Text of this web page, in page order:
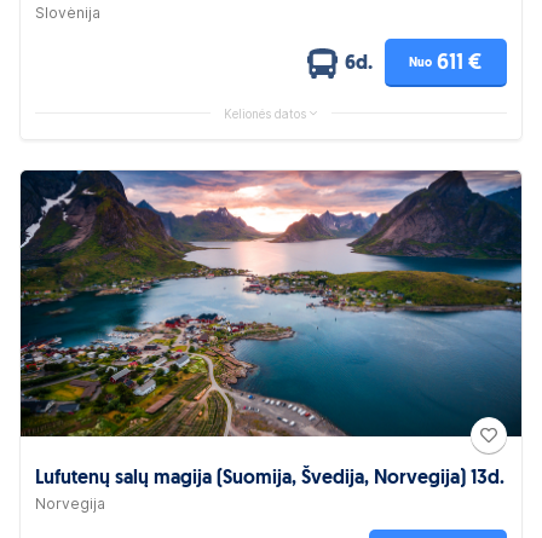
Slovėnija
6d. Nuo 611 €
Kelionės datos
Lufutenų salų magija (Suomija, Švedija, Norvegija) 13d.
Norvegija